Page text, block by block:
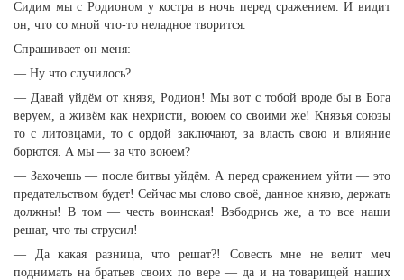
Сидим мы с Родионом у костра в ночь перед сражением. И видит
он, что со мной что-то неладное творится.
Спрашивает он меня:
— Ну что случилось?
— Давай уйдём от князя, Родион! Мы вот с тобой вроде бы в Бога
веруем, а живём как нехристи, воюем со своими же! Князья союзы
то с литовцами, то с ордой заключают, за власть свою и влияние
борются. А мы — за что воюем?
— Захочешь — после битвы уйдём. А перед сражением уйти — это
предательством будет! Сейчас мы слово своё, данное князю, держать
должны! В том — честь воинская! Взбодрись же, а то все наши
решат, что ты струсил!
— Да какая разница, что решат?! Совесть мне не велит меч
поднимать на братьев своих по вере — да и на товарищей наших